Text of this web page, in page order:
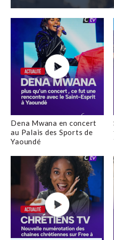
Dena Mwana en concert
au Palais des Sports de
Yaoundé